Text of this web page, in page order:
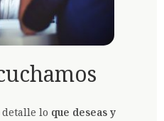
detalle lo que deseas y